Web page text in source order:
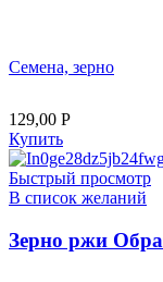
Семена, зерно
129,00 Р
Купить
Быстрый просмотр
В список желаний
Зерно ржи